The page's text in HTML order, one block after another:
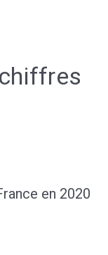
en 2020